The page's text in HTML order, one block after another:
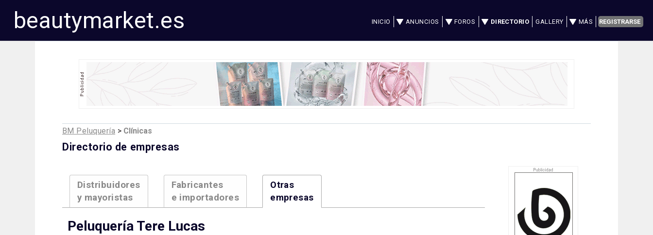
beautymarket.es INICIO ANUNCIOS FOROS DIRECTORIO GALLERY MÁS REGISTRARSE
BM Peluquería > Clínicas
Directorio de empresas
Distribuidores
y mayoristas
Fabricantes
e importadores
Otras
empresas
Peluquería Tere Lucas